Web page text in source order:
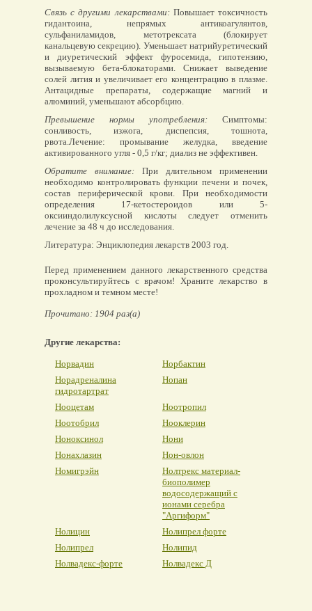
Связь с другими лекарствами:Повышает токсичность
гидантоина, непрямых антикоагулянтов,
сульфаниламидов, метотрексата (блокирует
канальцевую секрецию). Уменьшает натрийуретический
и диуретический эффект фуросемида, гипотензию,
вызываемую бета-блокаторами. Снижает выведение
солей лития и увеличивает его концентрацию в плазме.
Антацидные препараты, содержащие магний и
алюминий, уменьшают абсорбцию.
Превышение нормы употребления: Симптомы:
сонливость, изжога, диспепсия, тошнота,
рвота.Лечение: промывание желудка, введение
активированного угля - 0,5 г/кг; диализ не эффективен.
Обратите внимание: При длительном применении
необходимо контролировать функции печени и почек,
состав периферической крови. При необходимости
определения 17-кетостероидов или 5-
оксииндолилуксусной кислоты следует отменить
лечение за 48 ч до исследования.
Литература: Энциклопедия лекарств 2003 год.
Перед применением данного лекарственного средства
проконсультируйтесь с врачом! Храните лекарство в
прохладном и темном месте!
Прочитано: 1904 раз(а)
Другие лекарства:
Норвадин
Норбактин
Норадреналина
гидротартрат
Нопан
Нооцетам
Ноотропил
Ноотобрил
Нооклерин
Ноноксинол
Нони
Нонахлазин
Нон-овлон
Номигрэйн
Нолтрекс материал-
биополимер
водосодержащий с
ионами серебра
"Аргиформ"
Нолицин
Нолипрел форте
Нолипрел
Нолипид
Нолвадекс-форте
Нолвадекс Д